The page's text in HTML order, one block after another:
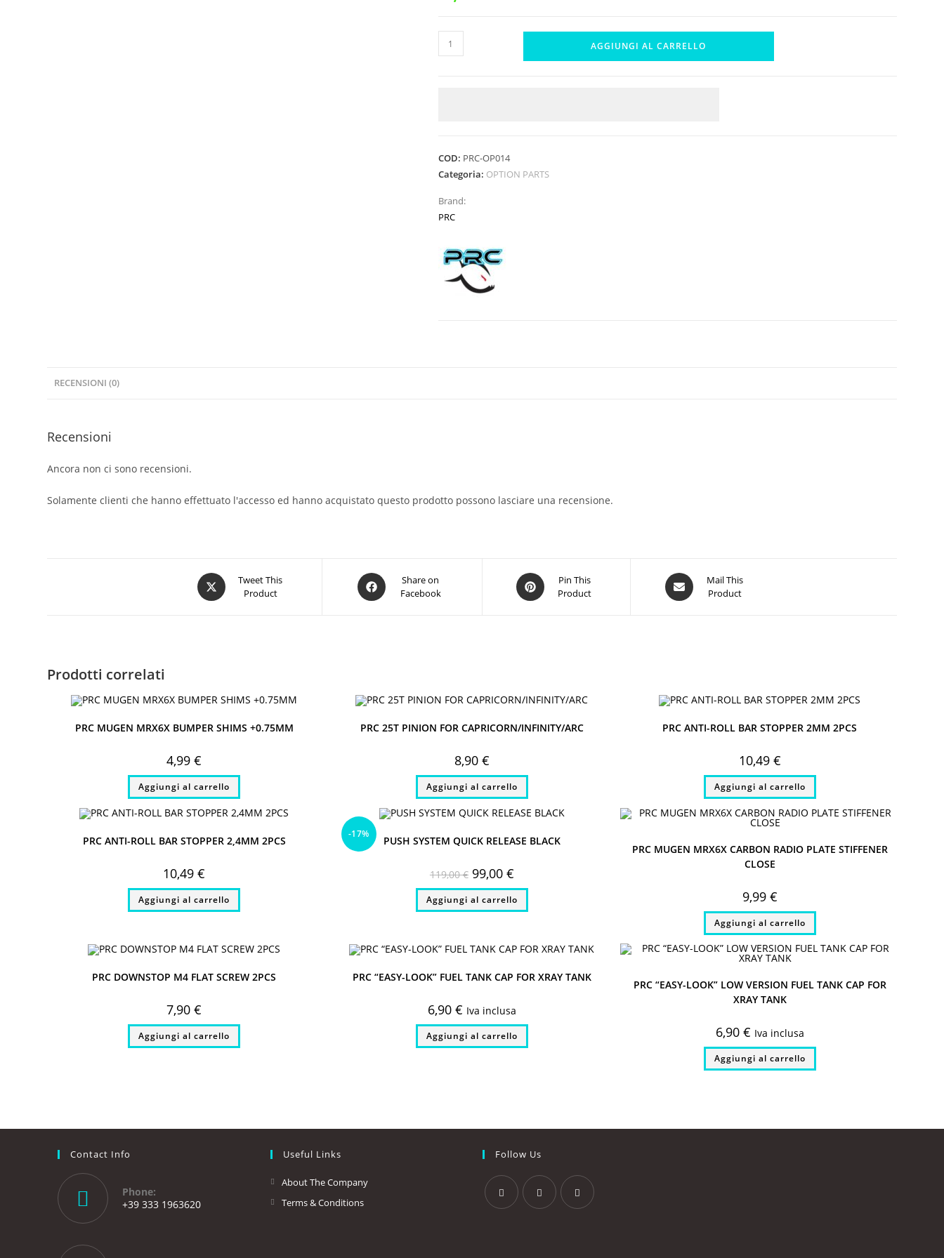
PRC
20T
AGGIUNGI AL CARRELLO
COD: PRC-OP014
Categoria: OPTION PARTS
Brand:
PRC
RECENSIONI (0)
Recensioni
Ancora non ci sono recensioni.
Solamente clienti che hanno effettuato l'accesso ed hanno acquistato questo prodotto possono lasciare una recensione.
Opens
in
Tweet This
Product
Opens
in
Share on
Facebook
Opens
in
Pin This
Product
Opens
in
Mail This
Product
Prodotti correlati
PRC MUGEN MRX6X BUMPER SHIMS +0.75MM
4,99€
Aggiungi al carrello
PRC 25T PINION FOR CAPRICORN/INFINITY/ARC
8,90 €
Aggiungi al carrello
PRC ANTI-ROLL BAR STOPPER 2MM 2PCS
10,49 €
Aggiungi al carrello
PRC ANTI-ROLL BAR STOPPER 2,4MM 2PCS
10,49€
Aggiungi al carrello
-17%
PUSH SYSTEM QUICK RELEASE BLACK
119,00€ Il
prezzo
originale
era:
119,00 €.
99,00 €Il
prezzo
attuale
è:
99,00 €.
Aggiungi al carrello
PRC MUGEN MRX6X CARBON RADIO PLATE STIFFENER
CLOSE
9,99 €
Aggiungi al carrello
PRC DOWNSTOP M4 FLAT SCREW 2PCS
7,90€
Aggiungi al carrello
PRC “EASY-LOOK” FUEL TANK CAP FOR XRAY TANK
6,90 € Iva inclusa
Aggiungi al carrello
PRC “EASY-LOOK” LOW VERSION FUEL TANK CAP FOR
XRAY TANK
6,90 € Iva inclusa
Aggiungi al carrello
Contact Info
Phone:
+39 333 1963620
Useful Links
About The Company
Terms & Conditions
Follow Us